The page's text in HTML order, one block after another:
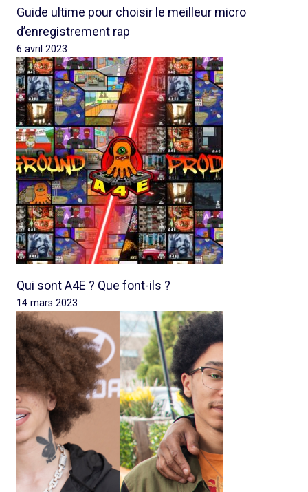
Guide ultime pour choisir le meilleur micro
d’enregistrement rap
6 avril 2023
Qui sont A4E ? Que font-ils ?
14 mars 2023